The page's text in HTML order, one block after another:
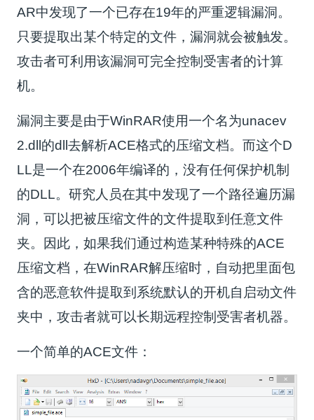
AR中发现了一个已存在19年的严重逻辑漏洞。
只要提取出某个特定的文件，漏洞就会被触发。
攻击者可利用该漏洞可完全控制受害者的计算
机。
漏洞主要是由于WinRAR使用一个名为unacev
2.dll的dll去解析ACE格式的压缩文档。而这个D
LL是一个在2006年编译的，没有任何保护机制
的DLL。研究人员在其中发现了一个路径遍历漏
洞，可以把被压缩文件的文件提取到任意文件
夹。因此，如果我们通过构造某种特殊的ACE
压缩文档，在WinRAR解压缩时，自动把里面包
含的恶意软件提取到系统默认的开机自启动文件
夹中，攻击者就可以长期远程控制受害者机器。
一个简单的ACE文件：